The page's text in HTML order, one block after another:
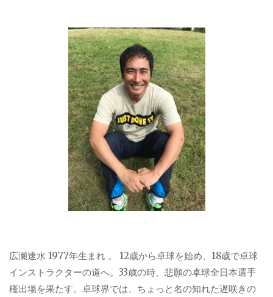
広瀬速水 1977年生まれ 。 12歳から卓球を始め、18歳で卓球
インストラクターの道へ。33歳の時、悲願の卓球全日本選手
権出場を果たす。卓球界では、ちょっと名の知れた遅咲きの